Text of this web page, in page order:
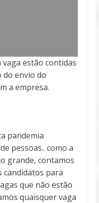
estão contidas
do envio do
a empresa.
pandemia
pessoas.. como a
grande, contamos
candidatos para
que não estão
quaisquer vaga